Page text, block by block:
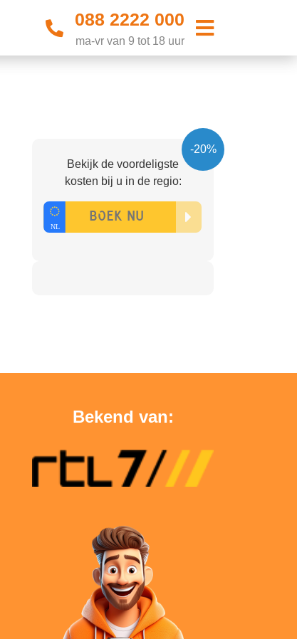
088 2222 000
ma-vr van 9 tot 18 uur
-20%
Bekijk de voordeligste
kosten bij u in de regio:
Bekend van: